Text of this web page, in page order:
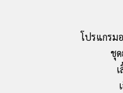
โปรแกรม
ชุ